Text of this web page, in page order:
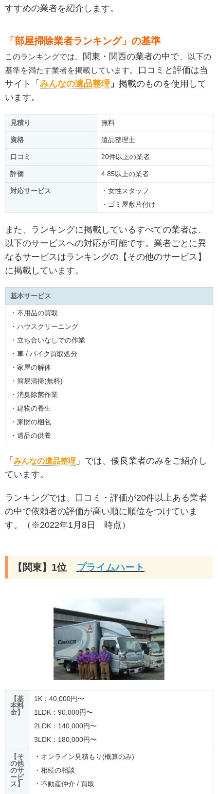
すすめの業者を紹介します。
「部屋掃除業者ランキング」の基準
このランキングでは、 関東・関西の業者の中で、
以下の
基準を満たす業者を掲載しています。口コミと評価は当
サイト「 みんなの遺品整理 」 掲載のものを使用して
います。
見積り 無料
資格 遺品整理士
口コミ 20件以上の業者
評価 4.85以上の業者
対応サービス
・女性スタッフ
・ゴミ屋敷片付け
また、ランキングに掲載しているすべての業者は、
以下のサービスへの対応が可能です。業者ごとに異
なるサービスはランキングの【その他のサービス】
に掲載しています。
基本サービス
・不用品の買取
・ハウスクリーニング
・立ち合いなしでの作業
・車 / バイク買取処分
・家屋の解体
・簡易清掃(無料)
・消臭除菌作業
・建物の養生
・家財の梱包
・遺品の供養
「 みんなの遺品整理 」では、優良業者のみをご紹介し
ています。
ランキングでは、口コミ・評価が20件以上ある業者
の中で依頼者の評価が高い順に順位をつけていま
す。（※2022年1月8日 時点）
【関東】1位 プライムハート
【基
本料
金】
1K：40,000円〜
1LDK：90,000円〜
2LDK：140,000円〜
3LDK：180,000円〜
【そ
の他
のサ
ービ
ス】
・オンライン見積もり(概算のみ)
・相続の相談
・不動産仲介 / 買取